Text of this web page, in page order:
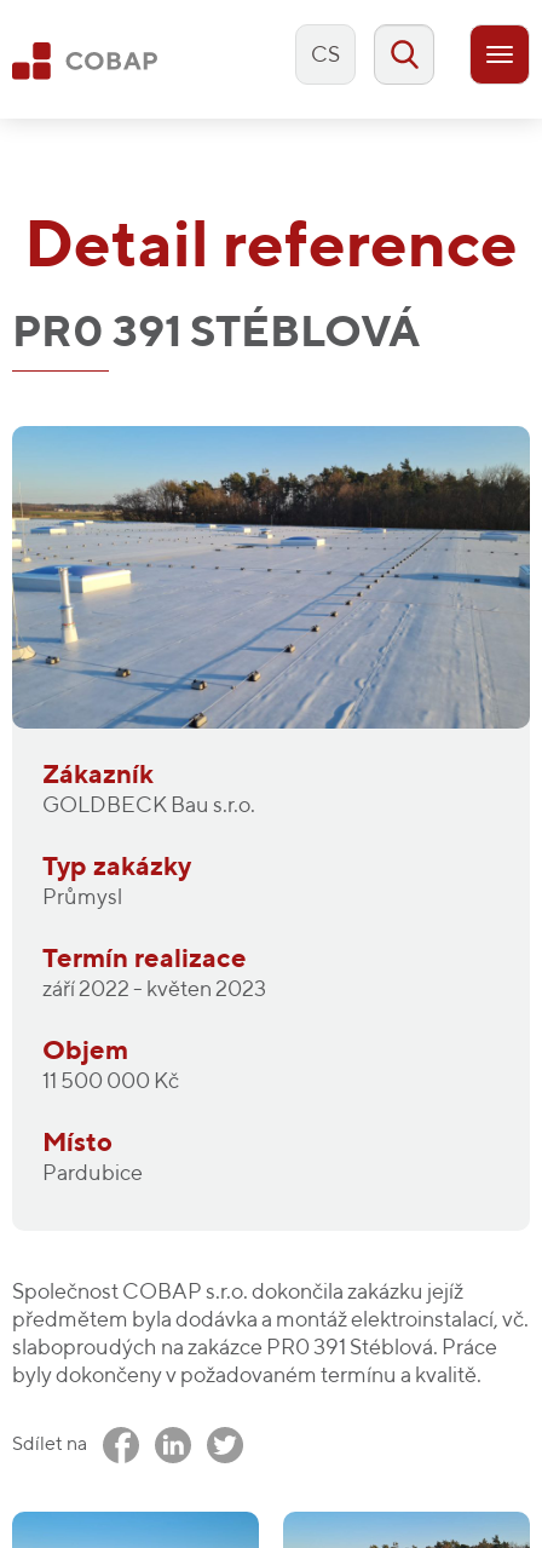
CS
Detail reference
PR0 391 STÉBLOVÁ
Zákazník
GOLDBECK Bau s.r.o.
Typ zakázky
Průmysl
Termín realizace
září 2022 - květen 2023
Objem
11 500 000 Kč
Místo
Pardubice
Společnost COBAP s.r.o. dokončila zakázku jejíž
předmětem byla dodávka a montáž elektroinstalací, vč.
slaboproudých na zakázce PR0 391 Stéblová. Práce
byly dokončeny v požadovaném termínu a kvalitě.
Sdílet na